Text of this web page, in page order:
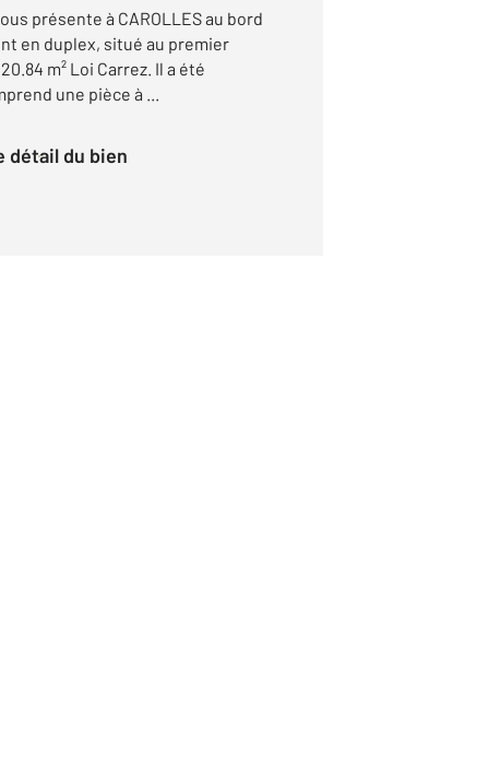
présente à CAROLLES au bord
en duplex, situé au premier
m² Loi Carrez. Il a été
une pièce à ...
détail du bien